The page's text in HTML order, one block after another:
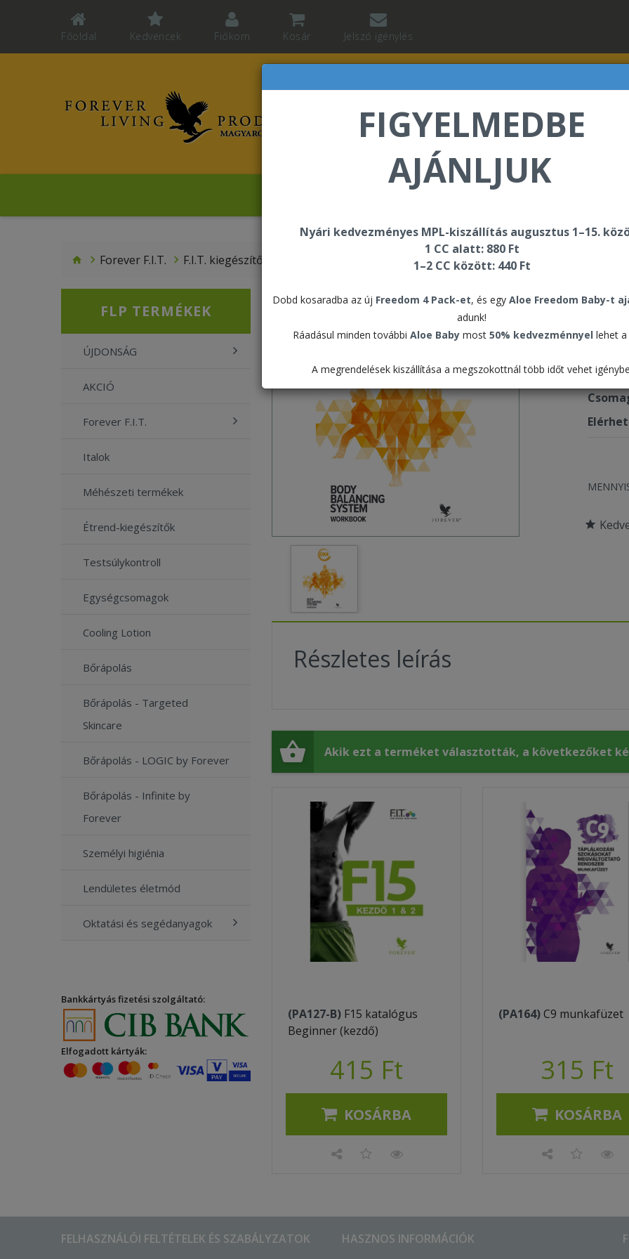
FIGYELMEDBE
AJÁNLJUK
Nyári kedvezményes MPL-kiszállítás augusztus 1–15.
1 CC alatt: 880 Ft
1–2 CC között: 440 Ft
Dobd kosaradba az új Freedom 4 Pack-et, és egy Aloe Freedom Baby-t
adunk!
Ráadásul minden további Aloe Babymost 50% kedvezménnyel lehet a
A megrendelések kiszállítása a megszokottnál több időt vehet
Főoldal Kedvencek Fiókom Kosár Jelszó igénylés
Forever F.I.T. F.I.T. kiegészítők
FLP TERMÉKEK
ÚJDONSÁG
AKCIÓ
Forever F.I.T.
Italok
Méhészeti termékek
Étrend-kiegészítők
Testsúlykontroll
Egységcsomagok
Cooling Lotion
Bőrápolás
Bőrápolás - Targeted
Skincare
Bőrápolás - LOGIC by Forever
Bőrápolás - Infinite by
Forever
Személyi higiénia
Lendületes életmód
Oktatási és segédanyagok
Bankkártyás fizetési szolgáltató:
Elfogadott kártyák:
315
Részletes leírás
Akik ezt a terméket választották, a következőket
(PA127-B) F15 katalógus
Beginner (kezdő)
415 Ft
KOSÁRBA
(PA164)C9 munkafüzet
315 Ft
KOSÁRBA
FELHASZNÁLÓI FELTÉTELEK ÉS SZABÁLYZATOK HASZNOS INFORMÁCIÓK